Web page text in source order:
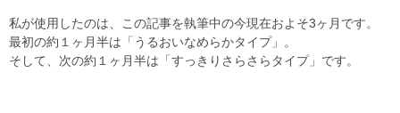
私が使用したのは、この記事を執筆中の今現在およそ3ヶ月です。
最初の約１ヶ月半は「うるおいなめらかタイプ」。
そして、次の約１ヶ月半は「すっきりさらさらタイプ」です。